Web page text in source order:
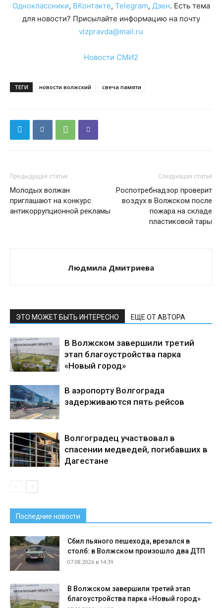
Одноклассники, ВКонтакте, Telegram, Дзен. Есть тема
для новости? Присылайте информацию на почту
vlzpravda@mail.ru
Новости СМИ2
ТЕГИ новости волжский свеча памяти
Предыдущая статья
Молодых волжан
приглашают на конкурс
антикоррупционной рекламы
Следующая статья
Роспотребнадзор проверит
воздух в Волжском после
пожара на складе
пластиковой тары
Людмила Дмитриева
ЭТО МОЖЕТ БЫТЬ ИНТЕРЕСНО ЕЩЕ ОТ АВТОРА
В Волжском завершили третий
этап благоустройства парка
«Новый город»
В аэропорту Волгограда
задерживаются пять рейсов
Волгоградец участвовал в
спасении медведей, погибавших в
Дагестане
Последние новости
Сбил пьяного пешехода, врезался в
столб: в Волжском произошло два ДТП
07.08.2026 в 14:39
В Волжском завершили третий этап
благоустройства парка «Новый город»